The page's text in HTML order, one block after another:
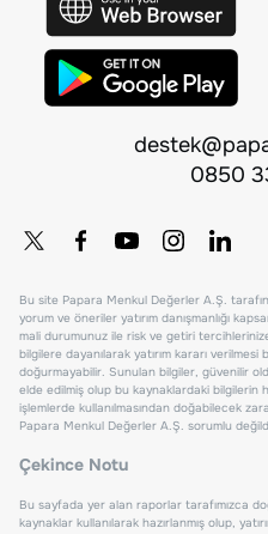
0850
Bu site Papara Menkul Değerler A.Ş.
yorum ve öneriler yatırım danışmanlığı
mali durumunuz ile risk ve getiri
bilgilere dayanılarak yatırım kararı
doğurmayabilir. Sunulan bilgiler, güvenilir
elde edilmiş olup bu kaynaklardaki bilgilerin
işlemlerde kullanılmasından doğabilecek
Papara Menkul Değerler A.Ş. sorumlu
Çekince Notu
Bu sayfada yer alan raporlar tarafımızca
kaynaklar kullanılarak hazırlanmış olup,